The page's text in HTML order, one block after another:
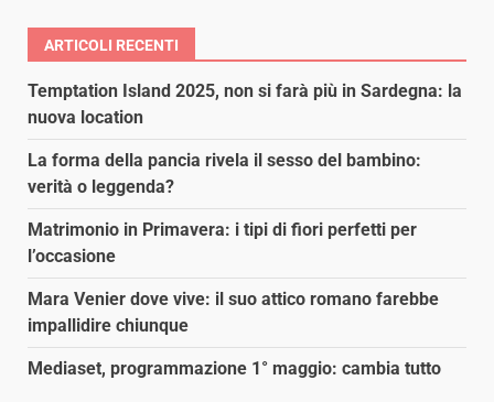
ARTICOLI RECENTI
Temptation Island 2025, non si farà più in Sardegna: la
nuova location
La forma della pancia rivela il sesso del bambino:
verità o leggenda?
Matrimonio in Primavera: i tipi di fiori perfetti per
l’occasione
Mara Venier dove vive: il suo attico romano farebbe
impallidire chiunque
Mediaset, programmazione 1° maggio: cambia tutto